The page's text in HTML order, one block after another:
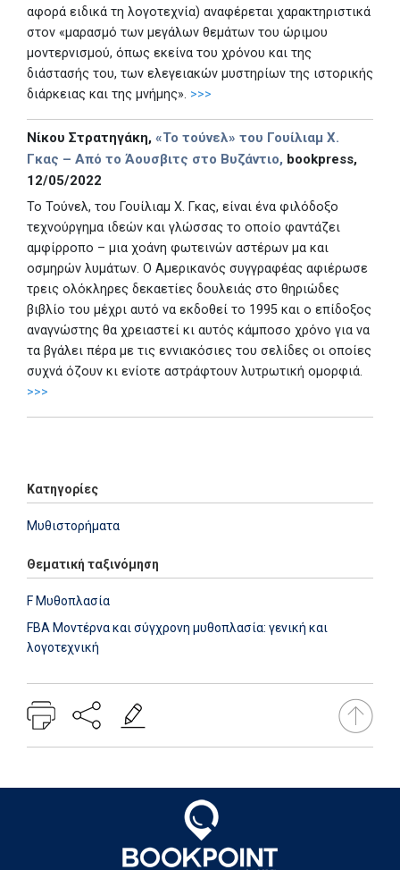
αφορά ειδικά τη λογοτεχνία) αναφέρεται χαρακτηριστικά
στον «μαρασμό των μεγάλων θεμάτων του ώριμου
μοντερνισμού, όπως εκείνα του χρόνου και της
διάστασής του, των ελεγειακών μυστηρίων της ιστορικής
διάρκειας και της μνήμης». >>>
Νίκου Στρατηγάκη, «Το τούνελ» του Γουίλιαμ Χ.
Γκας – Από το Άουσβιτς στο Βυζάντιο, bookpress,
12/05/2022
Το Τούνελ, του Γουίλιαμ Χ. Γκας, είναι ένα φιλόδοξο
τεχνούργημα ιδεών και γλώσσας το οποίο φαντάζει
αμφίρροπο – μια χοάνη φωτεινών αστέρων μα και
οσμηρών λυμάτων. Ο Αμερικανός συγγραφέας αφιέρωσε
τρεις ολόκληρες δεκαετίες δουλειάς στο θηριώδες
βιβλίο του μέχρι αυτό να εκδοθεί το 1995 και ο επίδοξος
αναγνώστης θα χρειαστεί κι αυτός κάμποσο χρόνο για να
τα βγάλει πέρα με τις εννιακόσιες του σελίδες οι οποίες
συχνά όζουν κι ενίοτε αστράφτουν λυτρωτική ομορφιά.
>>>
Κατηγορίες
Μυθιστορήματα
Θεματική ταξινόμηση
F Μυθοπλασία
FBA Μοντέρνα και σύγχρονη μυθοπλασία: γενική και
λογοτεχνική